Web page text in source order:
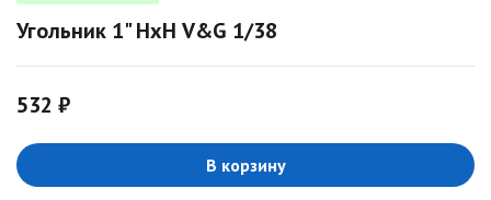
Угольник 1" НxН V&G 1/38
532 ₽
В корзину